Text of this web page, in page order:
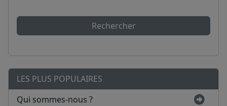
Rechercher
LES PLUS POPULAIRES
Qui sommes-nous ?